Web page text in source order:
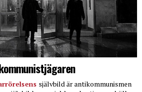
självbild är antikommunismen